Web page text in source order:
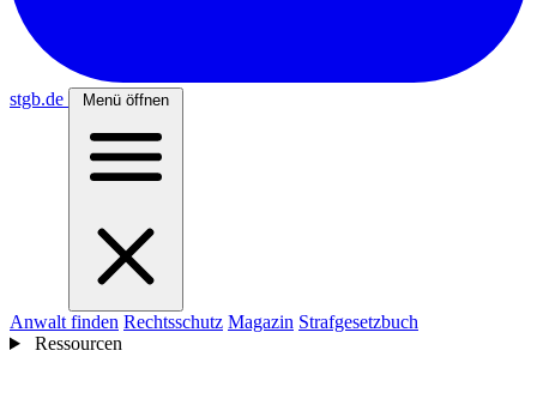
stgb.de Menü öffnen
Anwalt finden Rechtsschutz Magazin Strafgesetzbuch
Ressourcen